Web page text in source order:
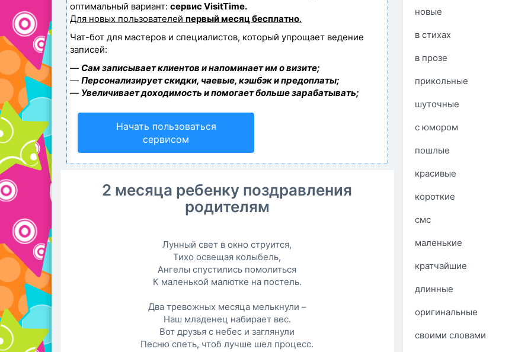
оптимальный вариант: сервис VisitTime.
Для новых пользователей первый месяц бесплатно.
Чат-бот для мастеров и специалистов, который упрощает ведение
записей:
— Сам записывает клиентов и напоминает им о визите;
— Персонализирует скидки, чаевые, кэшбэк и предоплаты;
— Увеличивает доходимость и помогает больше зарабатывать;
Начать пользоваться
сервисом
2 месяца ребенку поздравления
родителям
Лунный свет в окно струится,
Тихо освещая колыбель,
Ангелы спустились помолиться
К маленькой малютке на постель.
Два тревожных месяца мелькнули –
Наш младенец набирает вес.
Вот друзья с небес и заглянули
Песню спеть, чтоб лучше шел процесс.
новые
в стихах
в прозе
прикольные
шуточные
с юмором
пошлые
красивые
короткие
смс
маленькие
кратчайшие
длинные
оригинальные
своими словами